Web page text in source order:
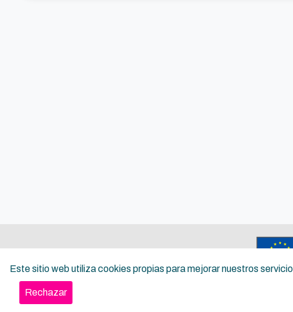
Este sitio web utiliza cookies propias para mejorar nuestros
Rechazar
Copyright ©Inguru